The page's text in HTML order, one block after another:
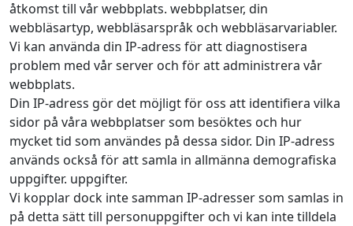
åtkomst till vår webbplats. webbplatser, din
webbläsartyp, webbläsarspråk och webbläsarvariabler.
Vi kan använda din IP-adress för att diagnostisera
problem med vår server och för att administrera vår
webbplats.
Din IP-adress gör det möjligt för oss att identifiera vilka
sidor på våra webbplatser som besöktes och hur
mycket tid som användes på dessa sidor. Din IP-adress
används också för att samla in allmänna demografiska
uppgifter. uppgifter.
Vi kopplar dock inte samman IP-adresser som samlas in
på detta sätt till personuppgifter och vi kan inte tilldela